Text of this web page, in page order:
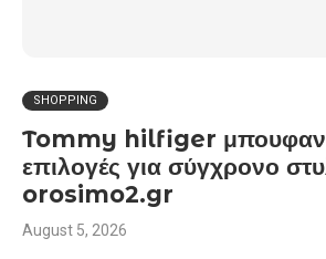
SHOPPING
Tommy hilfiger
επιλογές για σύγχρονο
orosimo2.gr
August 5, 2026